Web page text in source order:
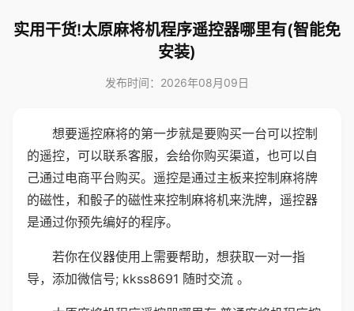
实用干货!太原麻将机程序遥控器哪里有(智能免
安装)
发布时间：2026年08月09日
想要遥控麻将的第一步就是要购买一台可以控制
的遥控，可以联系客服，会给你购买渠道，也可以自
己通过电商平台购买。遥控是通过主板来控制麻将牌
的磁性，和骰子的磁性来控制麻将机来洗牌，遥控器
是通过你预先编好的程序。
若你在仪器使用上需要帮助，想获取一对一指
导，添加微信号; kkss8691 随时交流 。